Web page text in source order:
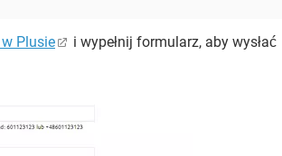
Plusie
i wypełnij formularz, aby wysłać